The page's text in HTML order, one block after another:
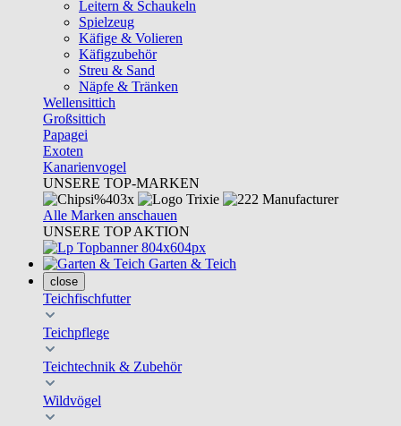
Leitern & Schaukeln
Spielzeug
Käfige & Volieren
Käfigzubehör
Streu & Sand
Näpfe & Tränken
Wellensittich
Großsittich
Papagei
Exoten
Kanarienvogel
UNSERE TOP-MARKEN
Alle Marken anschauen
UNSERE TOP AKTION
Garten & Teich
close
Teichfischfutter
Teichpflege
Teichtechnik & Zubehör
Wildvögel